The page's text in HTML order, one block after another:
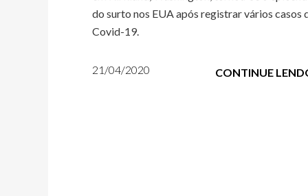
do surto nos EUA após registrar vários casos
Covid-19.
21/04/2020 CONTINUE